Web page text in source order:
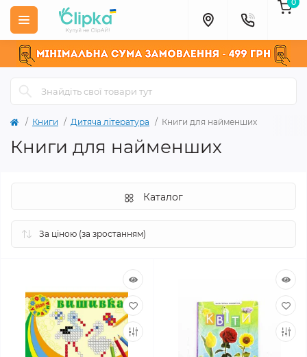
Книги Дитяча література Книги для найменших
Книги для найменших
Каталог